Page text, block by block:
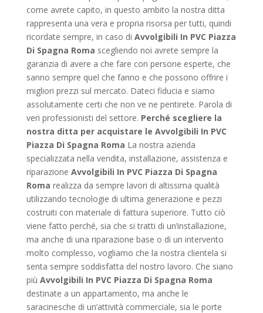
come avrete capito, in questo ambito la nostra ditta
rappresenta una vera e propria risorsa per tutti, quindi
ricordate sempre, in caso di Avvolgibili In PVC Piazza
Di Spagna Roma scegliendo noi avrete sempre la
garanzia di avere a che fare con persone esperte, che
sanno sempre quel che fanno e che possono offrire i
migliori prezzi sul mercato. Dateci fiducia e siamo
assolutamente certi che non ve ne pentirete. Parola di
veri professionisti del settore. Perché scegliere la
nostra ditta per acquistare le Avvolgibili In PVC
Piazza Di Spagna Roma La nostra azienda
specializzata nella vendita, installazione, assistenza e
riparazione Avvolgibili In PVC Piazza Di Spagna
Roma realizza da sempre lavori di altissima qualità
utilizzando tecnologie di ultima generazione e pezzi
costruiti con materiale di fattura superiore. Tutto ciò
viene fatto perché, sia che si tratti di un’installazione,
ma anche di una riparazione base o di un intervento
molto complesso, vogliamo che la nostra clientela si
senta sempre soddisfatta del nostro lavoro. Che siano
più Avvolgibili In PVC Piazza Di Spagna Roma
destinate a un appartamento, ma anche le
saracinesche di un’attività commerciale, sia le porte